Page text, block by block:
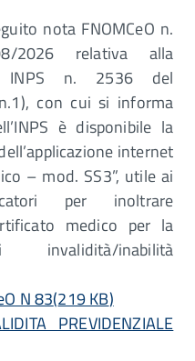
nota FNOMCeO n.
2026 relativa alla
INPS n. 2536 del
con cui si informa
è disponibile la
internet
– mod. SS3”, utile ai
per inoltrare
medico per la
inabilità
N 83(219 KB)
PREVIDENZIALE